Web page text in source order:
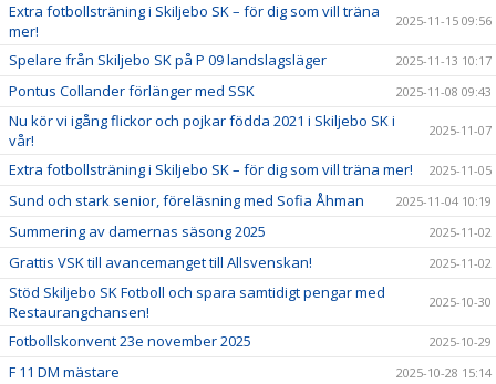
Extra fotbollsträning i Skiljebo SK – för dig som vill träna
mer!
2025-11-15 09:56
Spelare från Skiljebo SK på P 09 landslagsläger 2025-11-13 10:17
Pontus Collander förlänger med SSK 2025-11-08 09:43
Nu kör vi igång flickor och pojkar födda 2021 i Skiljebo SK i
vår!
2025-11-07
Extra fotbollsträning i Skiljebo SK – för dig som vill träna mer! 2025-11-05
Sund och stark senior, föreläsning med Sofia Åhman 2025-11-04 10:19
Summering av damernas säsong 2025 2025-11-02
Grattis VSK till avancemanget till Allsvenskan! 2025-11-02
Stöd Skiljebo SK Fotboll och spara samtidigt pengar med
Restaurangchansen!
2025-10-30
Fotbollskonvent 23e november 2025 2025-10-29
F 11 DM mästare 2025-10-28 15:14